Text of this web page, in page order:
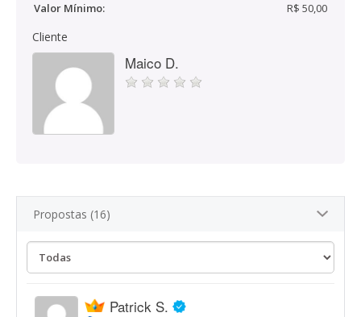
Valor Mínimo:
R$ 50,00
Cliente
Maico D.
Propostas (16)
Patrick S.